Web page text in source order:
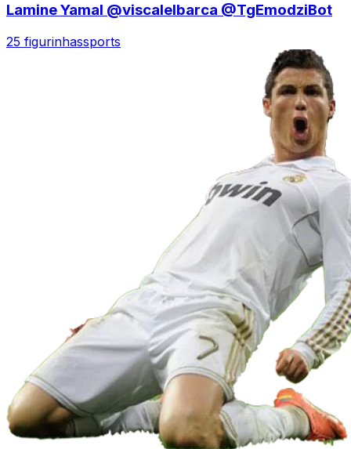
Lamine Yamal @viscalelbarca @TgEmodziBot
25 figurinhassports